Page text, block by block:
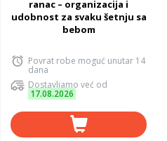
ranac – organizacija i
udobnost za svaku šetnju sa
bebom
Povrat robe moguć unutar 14
dana
Dostavljamo već od
17.08.2026